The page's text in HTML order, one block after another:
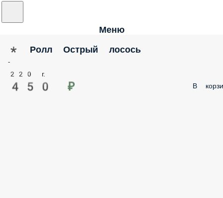
Меню
* Ролл Острый лосось
-
220 г.
450 ₽ В